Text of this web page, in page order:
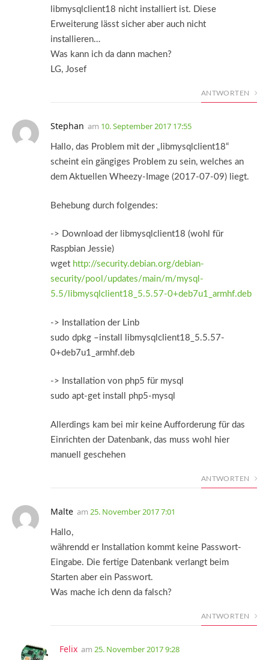
libmysqlclient18 nicht installiert ist. Diese
Erweiterung lässt sicher aber auch nicht
installieren…
Was kann ich da dann machen?
LG, Josef
ANTWORTEN
Stephan am 10. September 2017 17:55
Hallo, das Problem mit der „libmysqlclient18“
scheint ein gängiges Problem zu sein, welches an
dem Aktuellen Wheezy-Image (2017-07-09) liegt.
Behebung durch folgendes:
-> Download der libmysqlclient18 (wohl für
Raspbian Jessie)
wget http://security.debian.org/debian-
security/pool/updates/main/m/mysql-
5.5/libmysqlclient18_5.5.57-0+deb7u1_armhf.deb
-> Installation der Linb
sudo dpkg –install libmysqlclient18_5.5.57-
0+deb7u1_armhf.deb
-> Installation von php5 für mysql
sudo apt-get install php5-mysql
Allerdings kam bei mir keine Aufforderung für das
Einrichten der Datenbank, das muss wohl hier
manuell geschehen
ANTWORTEN
Malte am 25. November 2017 7:01
Hallo,
währendd er Installation kommt keine Passwort-
Eingabe. Die fertige Datenbank verlangt beim
Starten aber ein Passwort.
Was mache ich denn da falsch?
ANTWORTEN
Felix am 25. November 2017 9:28